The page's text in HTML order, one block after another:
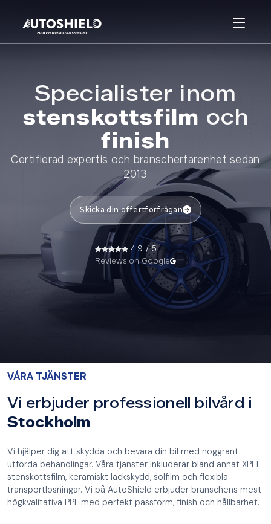
Specialister inom
stenskottsfilm och
finish
Certifierad expertis och branscherfarenhet sedan
2013
Skicka din offertförfrågan
4.9 / 5
Reviews on Google
VÅRA TJÄNSTER
Vi erbjuder professionell bilvård i
Stockholm
Vi hjälper dig att skydda och bevara din bil med noggrant
utförda behandlingar. Våra tjänster inkluderar bland annat XPEL
stenskottsfilm, keramiskt lackskydd, solfilm och flexibla
transportlösningar. Vi på AutoShield erbjuder branschens mest
högkvalitativa PPF med perfekt passform, finish och hållbarhet.